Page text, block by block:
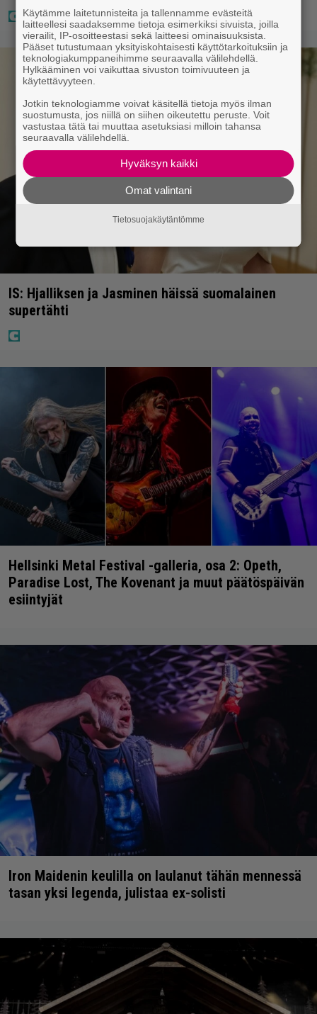
IS: Hjalliksen ja Jasminen häissä suomalainen
supertähti
Hellsinki Metal Festival -galleria, osa 2: Opeth,
Paradise Lost, The Kovenant ja muut päätöspäivän
esiintyjät
Iron Maidenin keulilla on laulanut tähän mennessä
tasan yksi legenda, julistaa ex-solisti
Käytämme laitetunnisteita ja tallennamme evästeitä
laitteellesi saadaksemme tietoja esimerkiksi sivuista, joilla
vierailit, IP-osoitteestasi sekä laitteesi ominaisuuksista.
Pääset tutustumaan yksityiskohtaisesti käyttötarkoituksiin ja
teknologiakumppaneihimme seuraavalla välilehdellä.
Hylkääminen voi vaikuttaa sivuston toimivuuteen ja
käytettävyyteen.
Jotkin teknologiamme voivat käsitellä tietoja myös ilman
suostumusta, jos niillä on siihen oikeutettu peruste. Voit
vastustaa tätä tai muuttaa asetuksiasi milloin tahansa
seuraavalla välilehdellä.
Hyväksyn kaikki
Omat valintani
Tietosuojakäytäntömme